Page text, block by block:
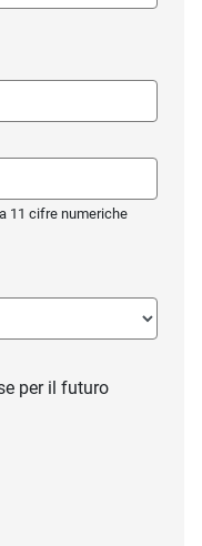
11 cifre numeriche
per il futuro